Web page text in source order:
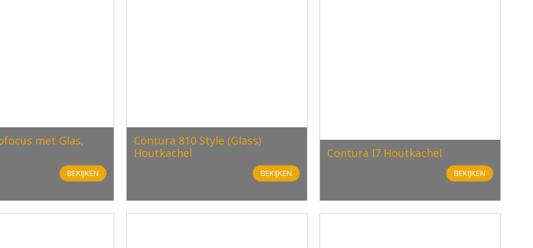
met Glas,
BEKIJKEN
Contura 810 Style (Glass)
Houtkachel
BEKIJKEN
Contura I7 Houtkachel
BEKIJKEN